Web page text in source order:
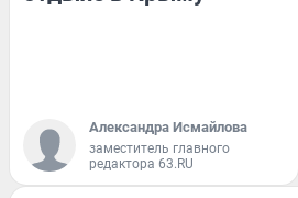
Александра Исмайлова
заместитель главного
редактора 63.RU